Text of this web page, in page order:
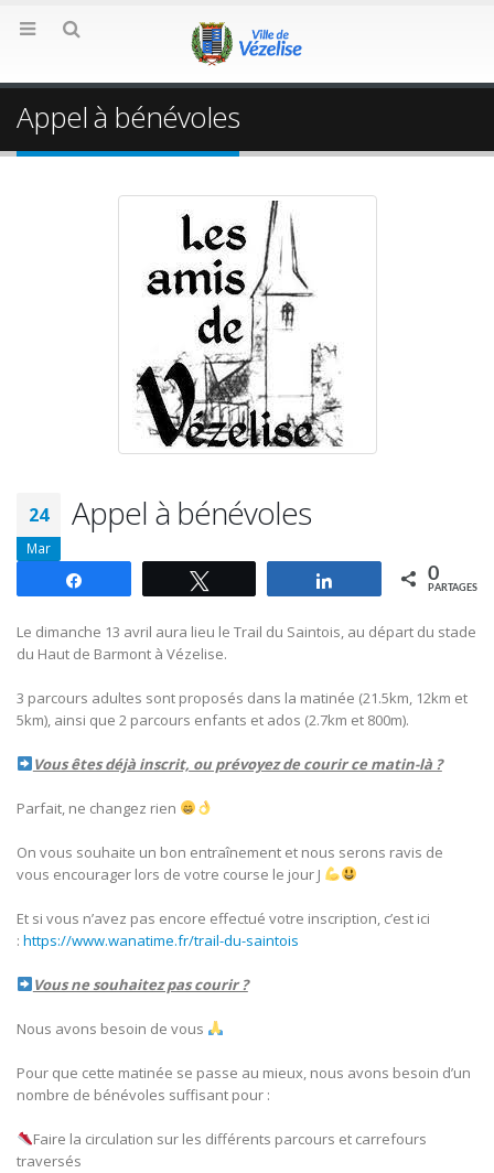
Appel à bénévoles
24
Mar
Appel à bénévoles
Partagez 0
PARTAGES
Le dimanche 13 avril aura lieu le Trail du Saintois, au départ du stade
du Haut de Barmont à Vézelise.
3 parcours adultes sont proposés dans la matinée (21.5km, 12km et
5km), ainsi que 2 parcours enfants et ados (2.7km et 800m).
Vous êtes déjà inscrit, ou prévoyez de courir ce matin-là ?
Parfait, ne changez rien
On vous souhaite un bon entraînement et nous serons ravis de
vous encourager lors de votre course le jour J
Et si vous n’avez pas encore effectué votre inscription, c’est ici
: https://www.wanatime.fr/trail-du-saintois
Vous ne souhaitez pas courir ?
Nous avons besoin de vous
Pour que cette matinée se passe au mieux, nous avons besoin d’un
nombre de bénévoles suffisant pour :
Faire la circulation sur les différents parcours et carrefours
traversés